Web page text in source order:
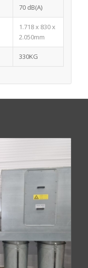
70 dB(A)
1.718 x 830 x
2.050mm
330KG